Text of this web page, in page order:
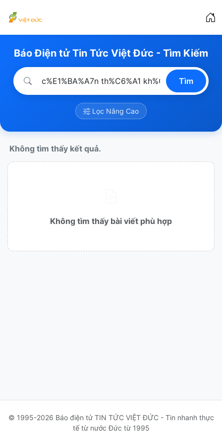
Báo Điện tử Tin Tức Việt Đức - Tìm Kiếm
Tìm
Lọc Nâng Cao
Không tìm thấy kết quả.
Không tìm thấy bài viết phù hợp
© 1995-2026 Báo điện tử TIN TỨC VIỆT ĐỨC - Tin nhanh thực
tế từ nước Đức từ 1995